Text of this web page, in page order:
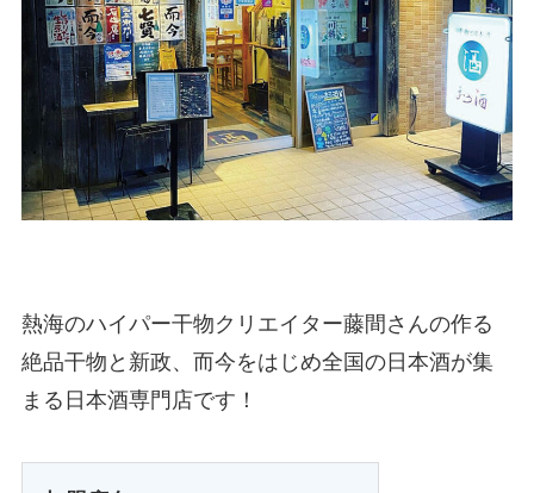
熱海のハイパー干物クリエイター藤間さんの作る
絶品干物と新政、而今をはじめ全国の日本酒が集
まる日本酒専門店です！